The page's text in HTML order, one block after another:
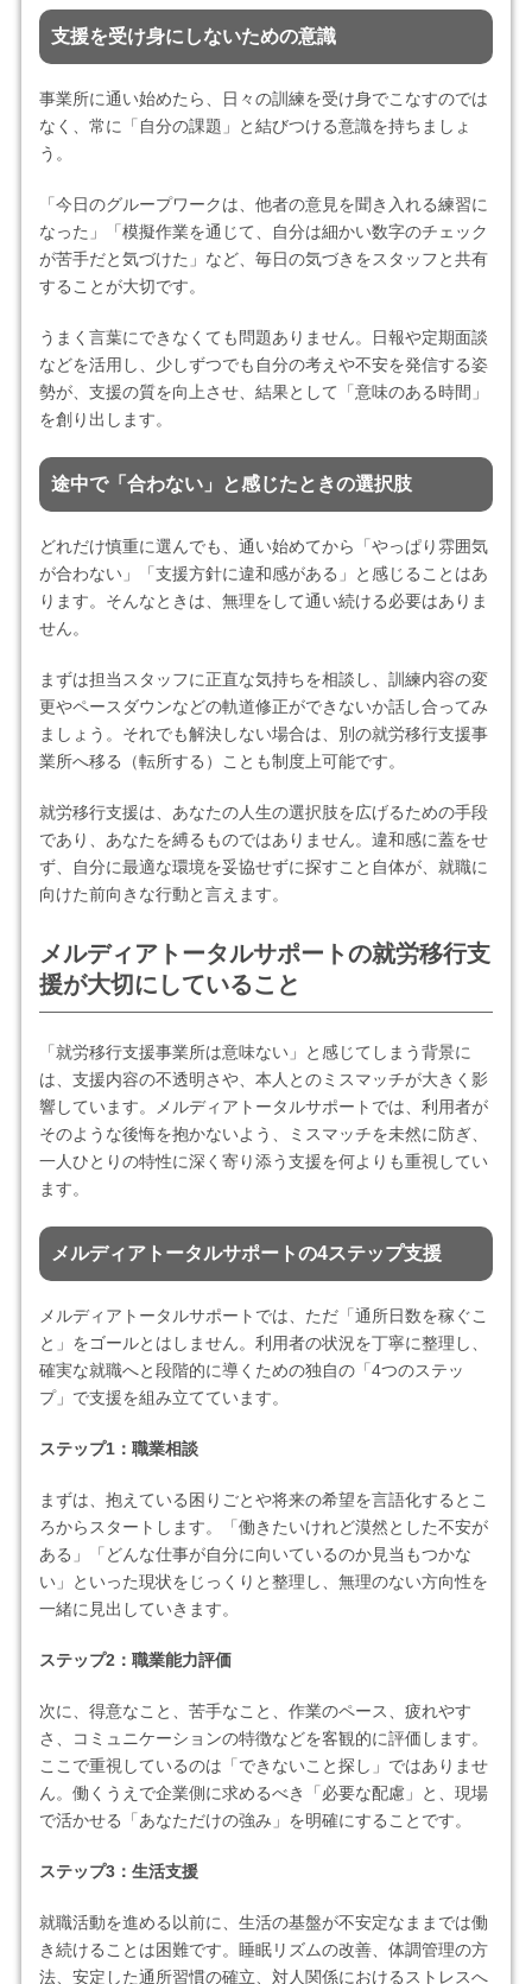
支援を受け身にしないための意識
事業所に通い始めたら、日々の訓練を受け身でこなすのでは
なく、常に「自分の課題」と結びつける意識を持ちましょ
う。
「今日のグループワークは、他者の意見を聞き入れる練習に
なった」「模擬作業を通じて、自分は細かい数字のチェック
が苦手だと気づけた」など、毎日の気づきをスタッフと共有
することが大切です。
うまく言葉にできなくても問題ありません。日報や定期面談
などを活用し、少しずつでも自分の考えや不安を発信する姿
勢が、支援の質を向上させ、結果として「意味のある時間」
を創り出します。
途中で「合わない」と感じたときの選択肢
どれだけ慎重に選んでも、通い始めてから「やっぱり雰囲気
が合わない」「支援方針に違和感がある」と感じることはあ
ります。そんなときは、無理をして通い続ける必要はありま
せん。
まずは担当スタッフに正直な気持ちを相談し、訓練内容の変
更やペースダウンなどの軌道修正ができないか話し合ってみ
ましょう。それでも解決しない場合は、別の就労移行支援事
業所へ移る（転所する）ことも制度上可能です。
就労移行支援は、あなたの人生の選択肢を広げるための手段
であり、あなたを縛るものではありません。違和感に蓋をせ
ず、自分に最適な環境を妥協せずに探すこと自体が、就職に
向けた前向きな行動と言えます。
メルディアトータルサポートの就労移行支
援が大切にしていること
「就労移行支援事業所は意味ない」と感じてしまう背景に
は、支援内容の不透明さや、本人とのミスマッチが大きく影
響しています。メルディアトータルサポートでは、利用者が
そのような後悔を抱かないよう、ミスマッチを未然に防ぎ、
一人ひとりの特性に深く寄り添う支援を何よりも重視してい
ます。
メルディアトータルサポートの4ステップ支援
メルディアトータルサポートでは、ただ「通所日数を稼ぐこ
と」をゴールとはしません。利用者の状況を丁寧に整理し、
確実な就職へと段階的に導くための独自の「4つのステッ
プ」で支援を組み立てています。
ステップ1：職業相談
まずは、抱えている困りごとや将来の希望を言語化するとこ
ろからスタートします。「働きたいけれど漠然とした不安が
ある」「どんな仕事が自分に向いているのか見当もつかな
い」といった現状をじっくりと整理し、無理のない方向性を
一緒に見出していきます。
ステップ2：職業能力評価
次に、得意なこと、苦手なこと、作業のペース、疲れやす
さ、コミュニケーションの特徴などを客観的に評価します。
ここで重視しているのは「できないこと探し」ではありませ
ん。働くうえで企業側に求めるべき「必要な配慮」と、現場
で活かせる「あなただけの強み」を明確にすることです。
ステップ3：生活支援
就職活動を進める以前に、生活の基盤が不安定なままでは働
き続けることは困難です。睡眠リズムの改善、体調管理の方
法、安定した通所習慣の確立、対人関係におけるストレスへ